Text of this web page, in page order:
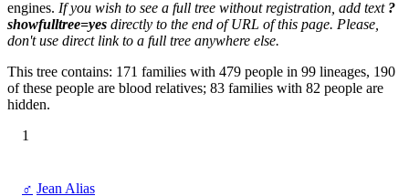
engines. If you wish to see a full tree without registration, add text ?
showfulltree=yes directly to the end of URL of this page. Please,
don't use direct link to a full tree anywhere else.
This tree contains: 171 families with 479 people in 99 lineages, 190
of these people are blood relatives; 83 families with 82 people are
hidden.
1
♂ Jean Alias